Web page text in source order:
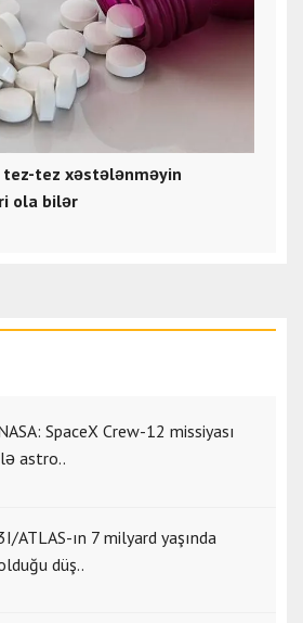
tez-tez xəstələnməyin
ola bilər
SpaceX Crew-12 missiyası
astro..
ATLAS-ın 7 milyard yaşında
düş..